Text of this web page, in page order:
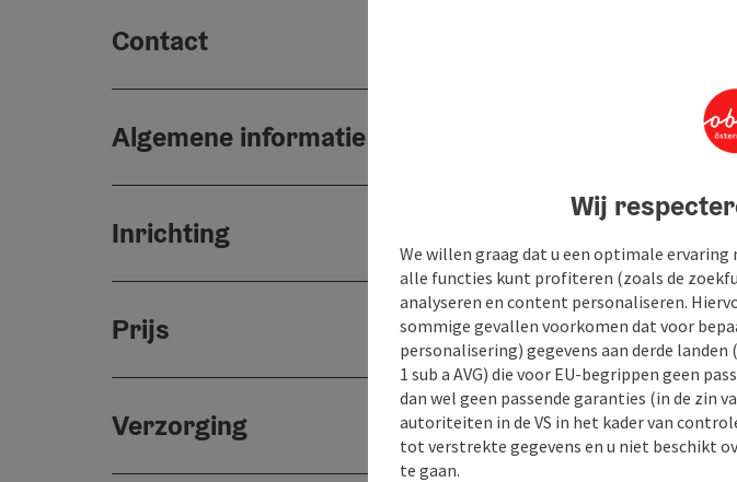
Contact
Algemene informatie
Inrichting
Prijs
Verzorging
Wij
We willen graag dat u een optimale
alle functies kunt profiteren (zoals de
analyseren en content personaliseren.
sommige gevallen voorkomen dat voor
personalisering) gegevens aan derde landen
1 sub a AVG) die voor EU-begrippen geen
dan wel geen passende garanties (in de zin
autoriteiten in de VS in het kader van
tot verstrekte gegevens en u niet beschikt
te gaan.